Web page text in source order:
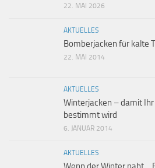
22. MAI 2026
AKTUELLES
Bomberjacken für kalte
22. MAI 2014
AKTUELLES
Winterjacken – damit
bestimmt wird
6. JANUAR 2014
AKTUELLES